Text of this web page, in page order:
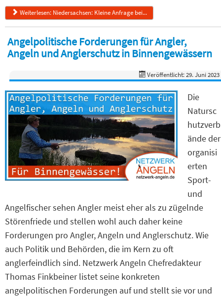
Weiterlesen: Niedersachsen: Kleine Anfrage bei...
Angelpolitische Forderungen für Angler,
Angeln und Anglerschutz in Binnengewässern
Veröffentlicht: 29. Juni 2023
Die
Natursc
hutzverb
ände der
organisi
erten
Sport-
und
Angelfischer sehen Angler meist eher als zu zügelnde
Störenfriede und stellen wohl auch daher keine
Forderungen pro Angler, Angeln und Anglerschutz. Wie
auch Politik und Behörden, die im Kern zu oft
anglerfeindlich sind. Netzwerk Angeln Chefredakteur
Thomas Finkbeiner listet seine konkreten
angelpolitischen Forderungen auf und stellt sie vor und